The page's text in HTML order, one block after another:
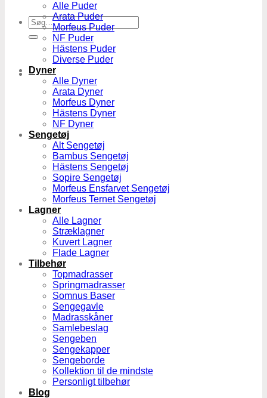
Søg
efter:
Alle Puder
Arata Puder
Morfeus Puder
NF Puder
Hästens Puder
Diverse Puder
Dyner
Alle Dyner
Arata Dyner
Morfeus Dyner
Hästens Dyner
NF Dyner
Sengetøj
Alt Sengetøj
Bambus Sengetøj
Hästens Sengetøj
Sopire Sengetøj
Morfeus Ensfarvet Sengetøj
Morfeus Ternet Sengetøj
Lagner
Alle Lagner
Stræklagner
Kuvert Lagner
Flade Lagner
Tilbehør
Topmadrasser
Springmadrasser
Somnus Baser
Sengegavle
Madrasskåner
Samlebeslag
Sengeben
Sengekapper
Sengeborde
Kollektion til de mindste
Personligt tilbehør
Blog